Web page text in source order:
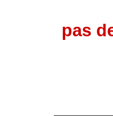
pas